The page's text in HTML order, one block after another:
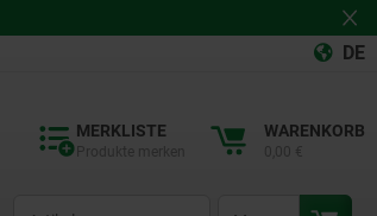
DE
MERKLISTE WARENKORB